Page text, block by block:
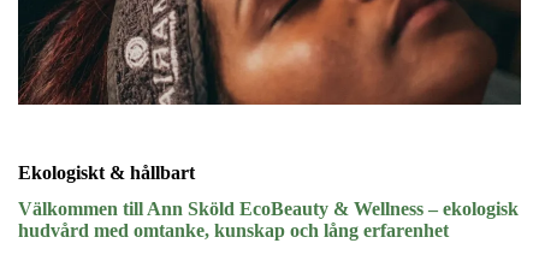
Ekologiskt & hållbart
Välkommen till Ann Sköld EcoBeauty & Wellness – ekologisk
hudvård med omtanke, kunskap och lång erfarenhet